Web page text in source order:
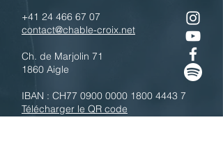
+41 24 466 67 07
contact@chable-croix.net
Ch. de Marjolin 71
1860 Aigle
IBAN : CH77 0900 0000 1800 4443 7
Télécharger le QR code